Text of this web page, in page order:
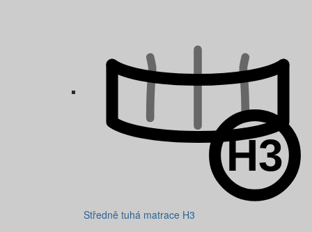
Středně tuhá matrace H3